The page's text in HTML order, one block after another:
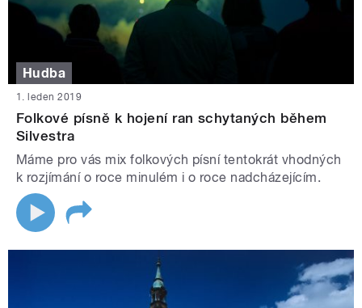
Hudba
1. leden 2019
Folkové písně k hojení ran schytaných během
Silvestra
Máme pro vás mix folkových písní tentokrát vhodných
k rozjímání o roce minulém i o roce nadcházejícím.